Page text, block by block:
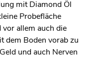
mit Diamond Öl
Probefläche
vor allem auch die
dem Boden vorab zu
und auch Nerven